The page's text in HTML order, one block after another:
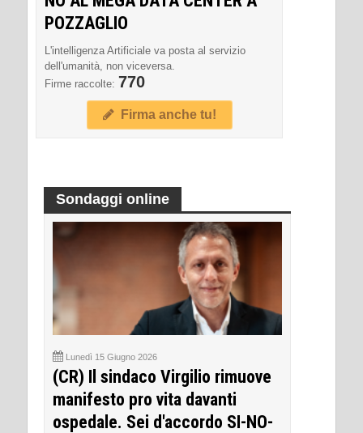
POZZAGLIO
L'intelligenza Artificiale va posta al servizio
dell'umanità, non viceversa.
Firme raccolte: 770
Firma anche tu!
Sondaggi online
Lunedì 15 Giugno 2026
(CR) Il sindaco Virgilio rimuove
manifesto pro vita davanti
ospedale. Sei d'accordo SI-NO-